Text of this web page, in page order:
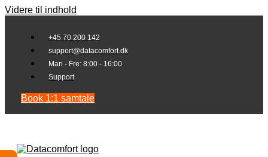
Videre til indhold
+45 70 200 142
support@datacomfort.dk
Man - Fre: 8:00 - 16:00
Support
Book 1:1 samtale